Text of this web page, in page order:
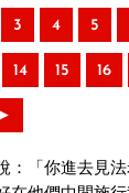
3 4 5
14 15 16
►
：「你進去見